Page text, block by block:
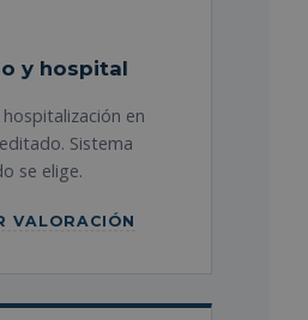
y hospital
en
Sistema
se elige.
VALORACIÓN